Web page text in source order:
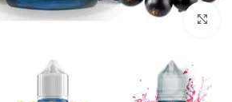
بزرگنمایی تصویر